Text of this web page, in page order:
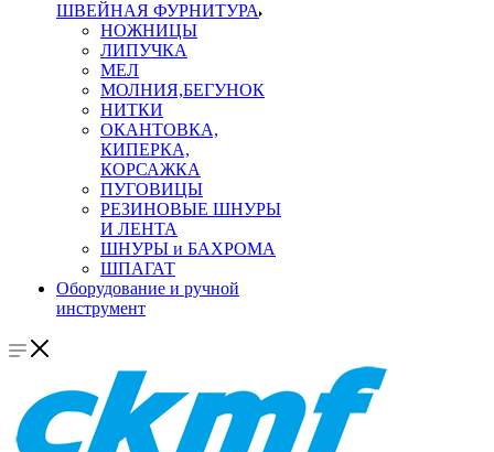
ШВЕЙНАЯ ФУРНИТУРА
НОЖНИЦЫ
ЛИПУЧКА
МЕЛ
МОЛНИЯ,БЕГУНОК
НИТКИ
ОКАНТОВКА,
КИПЕРКА,
КОРСАЖКА
ПУГОВИЦЫ
РЕЗИНОВЫЕ ШНУРЫ
И ЛЕНТА
ШНУРЫ и БАХРОМА
ШПАГАТ
Оборудование и ручной
инструмент